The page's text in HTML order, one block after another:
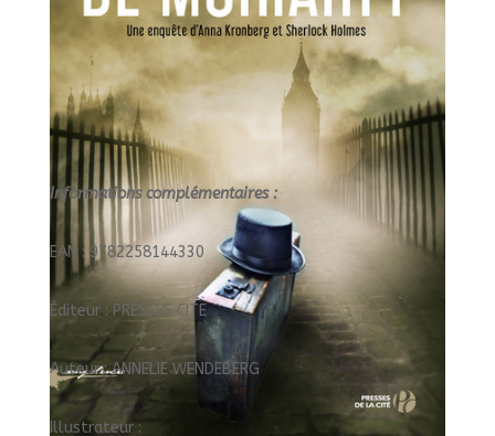
Informations complémentaires :
EAN : 9782258144330
Éditeur : PRESSES CITE
Auteur : ANNELIE WENDEBERG
Illustrateur :